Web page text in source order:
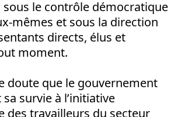
sous le contrôle démocratique
mêmes et sous la direction
directs, élus et
moment.
doute que le gouvernement
survie à l’initiative
des travailleurs du secteur